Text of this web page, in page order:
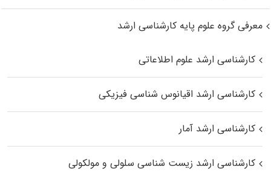
معرفی گروه علوم پایه کارشناسی ارشد
کارشناسی ارشد علوم اطلاعاتی
کارشناسی ارشد اقیانوس‌ شناسی فیزیکی
کارشناسی ارشد آمار
کارشناسی ارشد زیست شناسی سلولی و مولکولی